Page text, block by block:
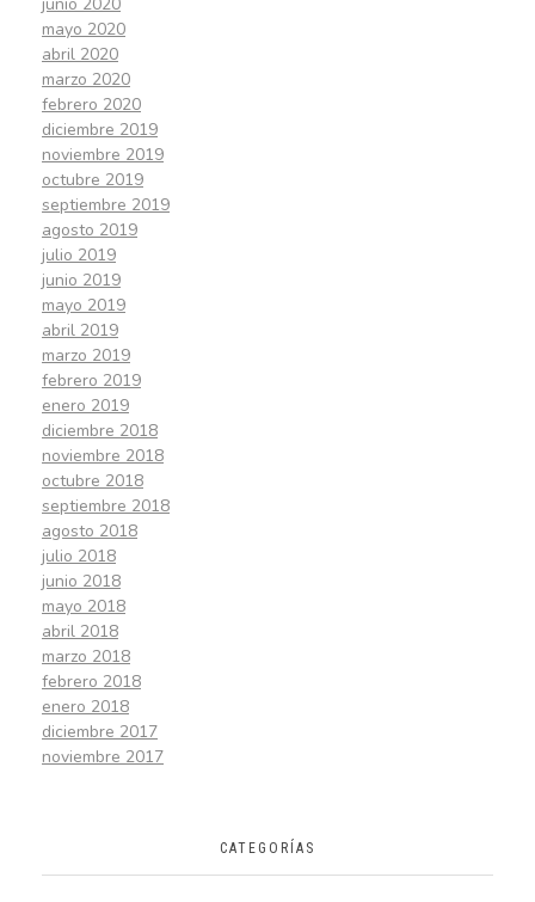
mayo 2020
abril 2020
marzo 2020
febrero 2020
diciembre 2019
noviembre 2019
octubre 2019
septiembre 2019
agosto 2019
julio 2019
junio 2019
mayo 2019
abril 2019
marzo 2019
febrero 2019
enero 2019
diciembre 2018
noviembre 2018
octubre 2018
septiembre 2018
agosto 2018
julio 2018
junio 2018
mayo 2018
abril 2018
marzo 2018
febrero 2018
enero 2018
diciembre 2017
noviembre 2017
CATEGORÍAS